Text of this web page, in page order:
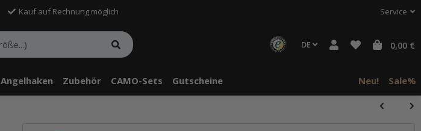
Kauf auf Rechnung möglich Service
DE 0,00 €
Angelhaken Zubehör CAMO-Sets Gutscheine Neu! Sale%